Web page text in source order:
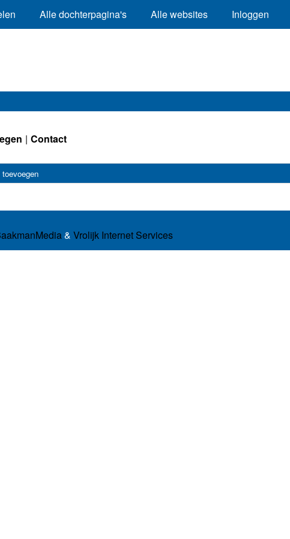
Alle dochterpagina's Alle websites Inloggen
Contact
toevoegen
& Vrolijk Internet Services